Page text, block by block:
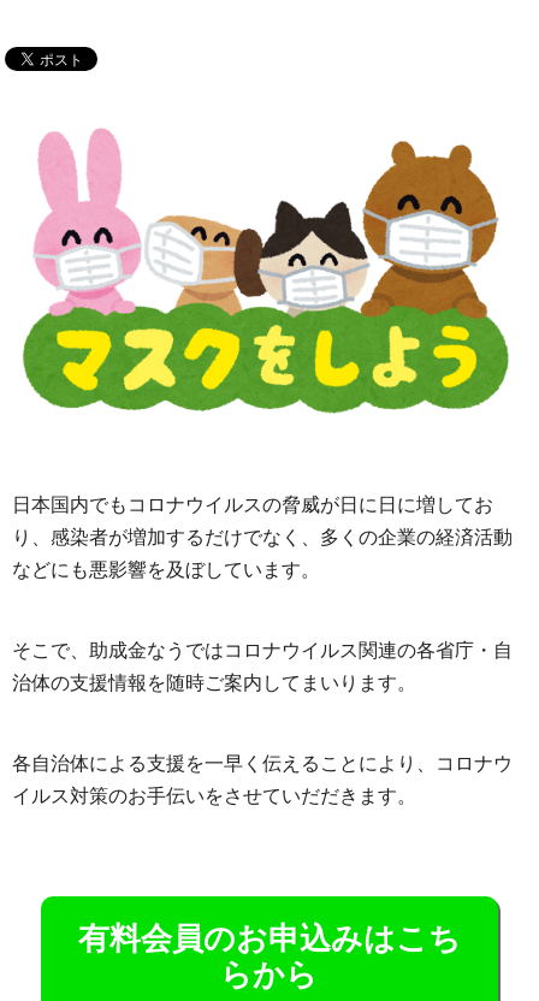
日本国内でもコロナウイルスの脅威が日に日に増してお
り、感染者が増加するだけでなく、多くの企業の経済活動
などにも悪影響を及ぼしています。
そこで、助成金なうではコロナウイルス関連の各省庁・自
治体の支援情報を随時ご案内してまいります。
各自治体による支援を一早く伝えることにより、コロナウ
イルス対策のお手伝いをさせていだだきます。
有料会員のお申込みはこち
らから